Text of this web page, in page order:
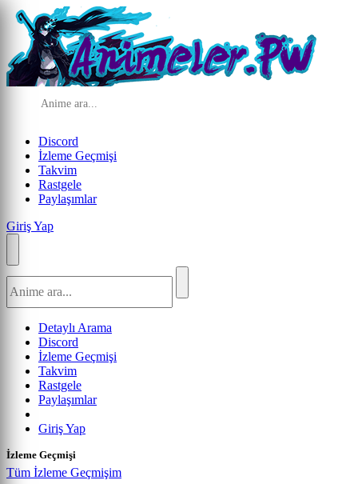
Discord
İzleme Geçmişi
Takvim
Rastgele
Paylaşımlar
Giriş Yap
Detaylı Arama
Discord
İzleme Geçmişi
Takvim
Rastgele
Paylaşımlar
Giriş Yap
İzleme Geçmişi
Tüm İzleme Geçmişim